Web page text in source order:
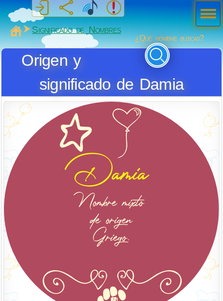
MiSabueso
Significado de Nombres
¿Qué nombre buscas?
Origen y
significado de Damia
Men
ú